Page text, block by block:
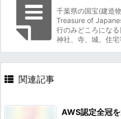
千葉県の国宝(建造
Treasure of
行のみどころにな
神社、寺、城、住
関連記事
AWS認定全冠